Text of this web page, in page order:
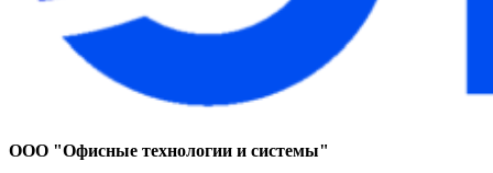
ООО "Офисные технологии и системы"